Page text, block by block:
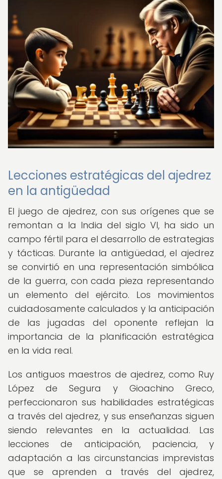
Lecciones estratégicas del ajedrez
en la antigüedad
El juego de ajedrez, con sus orígenes que se
remontan a la India del siglo VI, ha sido un
campo fértil para el desarrollo de estrategias
y tácticas. Durante la antigüedad, el ajedrez
se convirtió en una representación simbólica
de la guerra, con cada pieza representando
un elemento del ejército. Los movimientos
cuidadosamente calculados y la anticipación
de las jugadas del oponente reflejan la
importancia de la planificación estratégica
en la vida real.
Los antiguos maestros de ajedrez, como Ruy
López de Segura y Gioachino Greco,
perfeccionaron sus habilidades estratégicas
a través del ajedrez, y sus enseñanzas siguen
siendo relevantes en la actualidad. Las
lecciones de anticipación, paciencia, y
adaptación a las circunstancias imprevistas
que se aprenden a través del ajedrez,